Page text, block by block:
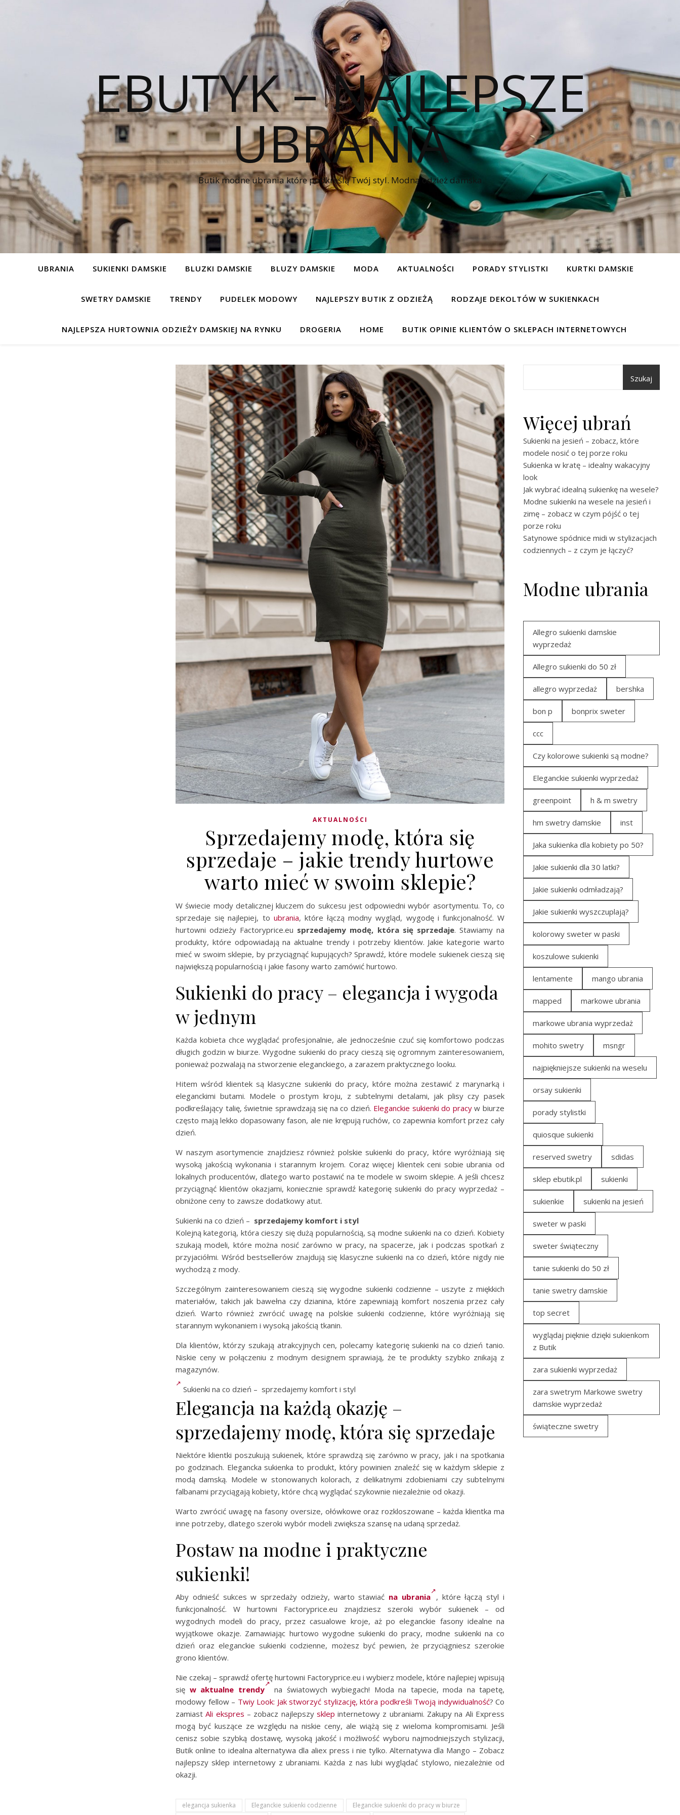
EBUTYK – NAJLEPSZE
UBRANIA
Butik modne ubrania które podkreślą Twój styl. Modna odzież damska
UBRANIA SUKIENKI DAMSKIE BLUZKI DAMSKIE BLUZY DAMSKIE MODA AKTUALNOŚCI PORADY STYLISTKI KURTKI DAMSKIE
SWETRY DAMSKIE TRENDY PUDELEK MODOWY NAJLEPSZY BUTIK Z ODZIEŻĄ RODZAJE DEKOLTÓW W SUKIENKACH
NAJLEPSZA HURTOWNIA ODZIEŻY DAMSKIEJ NA RYNKU DROGERIA HOME BUTIK OPINIE KLIENTÓW O SKLEPACH INTERNETOWYCH
AKTUALNOŚCI
Sprzedajemy modę, która się
sprzedaje – jakie trendy hurtowe
warto mieć w swoim sklepie?
W świecie mody detalicznej kluczem do sukcesu jest odpowiedni wybór asortymentu. To, co
sprzedaje się najlepiej, to ubrania, które łączą modny wygląd, wygodę i funkcjonalność. W
hurtowni odzieży Factoryprice.eu sprzedajemy modę, która się sprzedaje. Stawiamy na
produkty, które odpowiadają na aktualne trendy i potrzeby klientów. Jakie kategorie warto
mieć w swoim sklepie, by przyciągnąć kupujących? Sprawdź, które modele sukienek cieszą się
największą popularnością i jakie fasony warto zamówić hurtowo.
Sukienki do pracy – elegancja i wygoda
w jednym
Każda kobieta chce wyglądać profesjonalnie, ale jednocześnie czuć się komfortowo podczas
długich godzin w biurze. Wygodne sukienki do pracy cieszą się ogromnym zainteresowaniem,
ponieważ pozwalają na stworzenie eleganckiego, a zarazem praktycznego looku.
Hitem wśród klientek są klasyczne sukienki do pracy, które można zestawić z marynarką i
eleganckimi butami. Modele o prostym kroju, z subtelnymi detalami, jak plisy czy pasek
podkreślający talię, świetnie sprawdzają się na co dzień. Eleganckie sukienki do pracyw biurze
często mają lekko dopasowany fason, ale nie krępują ruchów, co zapewnia komfort przez cały
dzień.
W naszym asortymencie znajdziesz również polskie sukienki do pracy, które wyróżniają się
wysoką jakością wykonania i starannym krojem. Coraz więcej klientek ceni sobie ubrania od
lokalnych producentów, dlatego warto postawić na te modele w swoim sklepie. A jeśli chcesz
przyciągnąć klientów okazjami, koniecznie sprawdź kategorię sukienki do pracy wyprzedaż –
obniżone ceny to zawsze dodatkowy atut.
Sukienki na co dzień – sprzedajemy komfort i styl
Kolejną kategorią, która cieszy się dużą popularnością, są modne sukienki na co dzień. Kobiety
szukają modeli, które można nosić zarówno w pracy, na spacerze, jak i podczas spotkań z
przyjaciółmi. Wśród bestsellerów znajdują się klasyczne sukienki na co dzień, które nigdy nie
wychodzą z mody.
Szczególnym zainteresowaniem cieszą się wygodne sukienki codzienne – uszyte z miękkich
materiałów, takich jak bawełna czy dzianina, które zapewniają komfort noszenia przez cały
dzień. Warto również zwrócić uwagę na polskie sukienki codzienne, które wyróżniają się
starannym wykonaniem i wysoką jakością tkanin.
Dla klientów, którzy szukają atrakcyjnych cen, polecamy kategorię sukienki na co dzień tanio.
Niskie ceny w połączeniu z modnym designem sprawiają, że te produkty szybko znikają z
magazynów.
Sukienki na co dzień – sprzedajemy komfort i styl
Elegancja na każdą okazję –
sprzedajemy modę, która się sprzedaje
Niektóre klientki poszukują sukienek, które sprawdzą się zarówno w pracy, jak i na spotkania
po godzinach. Elegancka sukienka to produkt, który powinien znaleźć się w każdym sklepie z
modą damską. Modele w stonowanych kolorach, z delikatnymi zdobieniami czy subtelnymi
falbanami przyciągają kobiety, które chcą wyglądać szykownie niezależnie od okazji.
Warto zwrócić uwagę na fasony oversize, ołówkowe oraz rozkloszowane – każda klientka ma
inne potrzeby, dlatego szeroki wybór modeli zwiększa szansę na udaną sprzedaż.
Postaw na modne i praktyczne
sukienki!
Aby odnieść sukces w sprzedaży odzieży, warto stawiać na ubrania
, które łączą styl i
funkcjonalność. W hurtowni Factoryprice.eu znajdziesz szeroki wybór sukienek – od
wygodnych modeli do pracy, przez casualowe kroje, aż po eleganckie fasony idealne na
wyjątkowe okazje. Zamawiając hurtowo wygodne sukienki do pracy, modne sukienki na co
dzień oraz eleganckie sukienki codzienne, możesz być pewien, że przyciągniesz szerokie
grono klientów.
Nie czekaj – sprawdź ofertę hurtowni Factoryprice.eu i wybierz modele, które najlepiej wpisują
się w aktualne trendy
na światowych wybiegach! Moda na tapecie, moda na tapetę,
modowy fellow – Twiy Look: Jak stworzyć stylizację, która podkreśli Twoją indywidualność? Co
zamiastAli ekspres – zobacz najlepszy sklep internetowy z ubraniami. Zakupy na Ali Express
mogą być kuszące ze względu na niskie ceny, ale wiążą się z wieloma kompromisami. Jeśli
cenisz sobie szybką dostawę, wysoką jakość i możliwość wyboru najmodniejszych stylizacji,
Butik online to idealna alternatywa dla aliex press i nie tylko. Alternatywa dla Mango – Zobacz
najlepszy sklep internetowy z ubraniami. Każda z nas lubi wyglądać stylowo, niezależnie od
okazji.
elegancja sukienka Eleganckie sukienki codzienne
Eleganckie sukienki do pracy w biurze
Szukaj
Więcej ubrań
Sukienki na jesień – zobacz, które
modele nosić o tej porze roku
Sukienka w kratę – idealny wakacyjny
look
Jak wybrać idealną sukienkę na wesele?
Modne sukienki na wesele na jesień i
zimę – zobacz w czym pójść o tej
porze roku
Satynowe spódnice midi w stylizacjach
codziennych – z czym je łączyć?
Modne ubrania
Allegro sukienki damskie
wyprzedaż
Allegro sukienki do 50 zł
allegro wyprzedaż bershka
bon p bonprix sweter
ccc
Czy kolorowe sukienki są modne?
Eleganckie sukienki wyprzedaż
greenpoint h & m swetry
hm swetry damskie inst
Jaka sukienka dla kobiety po 50?
Jakie sukienki dla 30 latki?
Jakie sukienki odmładzają?
Jakie sukienki wyszczuplają?
kolorowy sweter w paski
koszulowe sukienki
lentamente mango ubrania
mapped markowe ubrania
markowe ubrania wyprzedaż
mohito swetry msngr
najpiękniejsze sukienki na weselu
orsay sukienki
porady stylistki
quiosque sukienki
reserved swetry sdidas
sklep ebutik.pl sukienki
sukienkie sukienki na jesień
sweter w paski
sweter świąteczny
tanie sukienki do 50 zł
tanie swetry damskie
top secret
wyglądaj pięknie dzięki sukienkom
z Butik
zara sukienki wyprzedaż
zara swetrym Markowe swetry
damskie wyprzedaż
świąteczne swetry